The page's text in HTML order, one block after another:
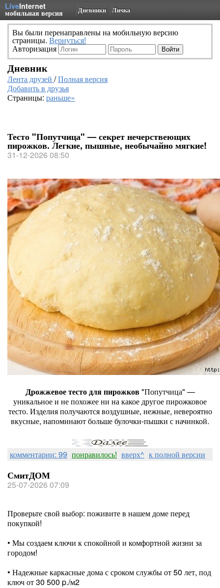
LiveInternet
мобильная версия Дневники Личка
Вы были перенаправлены на мобильную версию
страницы. Вернуться!
Авторизация
Дневник
Лента друзей /Полная версия
Добавить в друзья
Страницы: раньше»
Тесто "Попутчица" — секрет нечерствеющих
пирожков. Легкие, пышные, необычайно мягкие!
31-12-2026 08:50
Дрожжевое тесто для пирожков"Попутчица" —
уникальное и не похожее ни на какое другое пирожковое
тесто. Изделия получаются воздушные, нежные, невероятно
вкусные, напоминают больше булочки-пышки с начинкой.
комментарии: 99 понравилось! вверх^ к полной версии
СмитДОМ
25-07-2026 07:09
Проверьте свой выбор: поживите в нашем доме перед
покупкой!
• Мы создаем ключи к спокойной и комфортной жизни за
городом!
• Надежные каркасные дома с сроком службы от 50 лет, под
ключ от 30 500 p./м2